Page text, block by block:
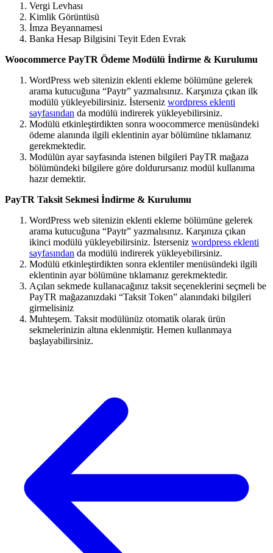
Vergi Levhası
Kimlik Görüntüsü
İmza Beyannamesi
Banka Hesap Bilgisini Teyit Eden Evrak
Woocommerce PayTR Ödeme Modülü İndirme & Kurulumu
WordPress web sitenizin eklenti ekleme bölümüne gelerek
arama kutucuğuna “Paytr” yazmalısınız. Karşınıza çıkan ilk
modülü yükleyebilirsiniz. İsterseniz wordpress eklenti
sayfasından da modülü indirerek yükleyebilirsiniz.
Modülü etkinleştirdikten sonra woocommerce menüsündeki
ödeme alanında ilgili eklentinin ayar bölümüne tıklamanız
gerekmektedir.
Modülün ayar sayfasında istenen bilgileri PayTR mağaza
bölümündeki bilgilere göre doldurursanız modül kullanıma
hazır demektir.
PayTR Taksit Sekmesi İndirme & Kurulumu
WordPress web sitenizin eklenti ekleme bölümüne gelerek
arama kutucuğuna “Paytr” yazmalısınız. Karşınıza çıkan
ikinci modülü yükleyebilirsiniz. İsterseniz wordpress eklenti
sayfasından da modülü indirerek yükleyebilirsiniz.
Modülü etkinleştirdikten sonra eklentiler menüsündeki ilgili
eklentinin ayar bölümüne tıklamanız gerekmektedir.
Açılan sekmede kullanacağınız taksit seçeneklerini seçmeli be
PayTR mağazanızdaki “Taksit Token” alanındaki bilgileri
girmelisiniz
Muhteşem. Taksit modülünüz otomatik olarak ürün
sekmelerinizin altına eklenmiştir. Hemen kullanmaya
başlayabilirsiniz.